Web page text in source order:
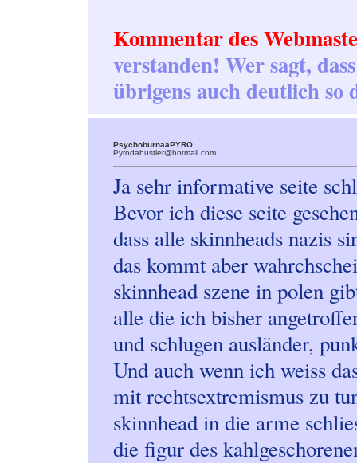
Kommentar des
verstanden! Wer sagt,
übrigens auch deutlich so
PsychoburnaaPYRO
Pyrodahustler@hotmail.com
Ja sehr informative seite
Bevor ich diese seite
dass alle skinnheads nazis
das kommt aber
skinnhead szene in polen
alle die ich bisher
und schlugen ausländer,
Und auch wenn ich weiss
mit rechtsextremismus zu
skinnhead in die arme
die figur des